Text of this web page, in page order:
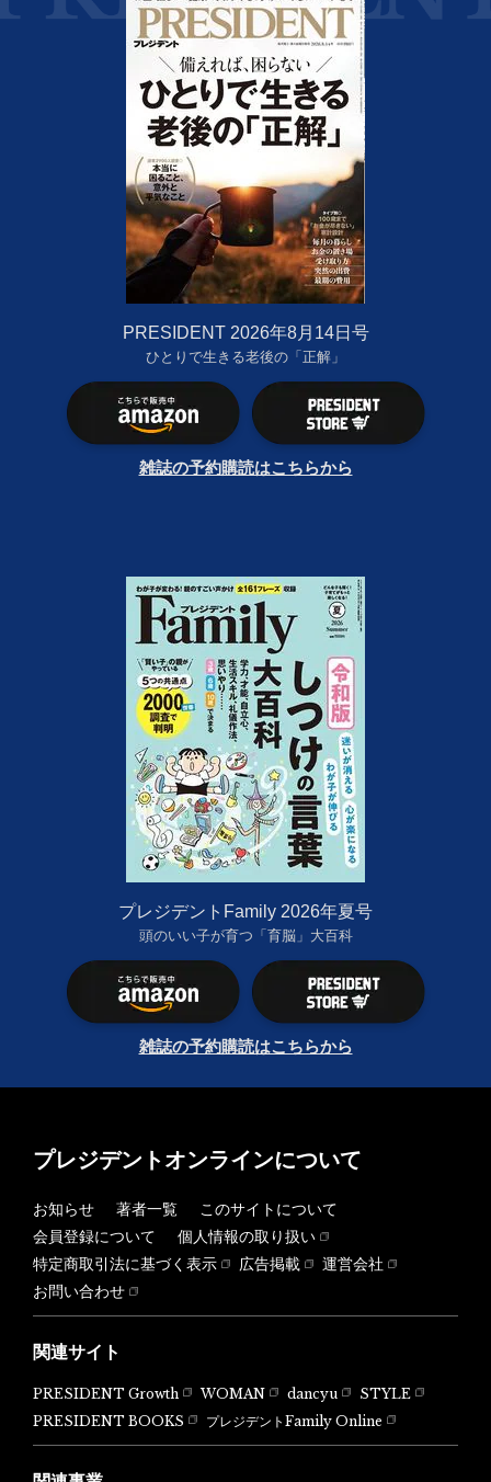
PRESIDENT 2026年8月14日号
ひとりで生きる老後の「正解」
雑誌の予約購読はこちらから
プレジデントFamily 2026年夏号
頭のいい子が育つ「育脳」大百科
雑誌の予約購読はこちらから
プレジデントオンラインについて
お知らせ 著者一覧
このサイトについて
会員登録について
個人情報の取り扱い
特定商取引法に基づく表示
広告掲載
運営会社
お問い合わせ
関連サイト
PRESIDENT Growth WOMAN dancyu
STYLE
PRESIDENT BOOKS
プレジデントFamily Online